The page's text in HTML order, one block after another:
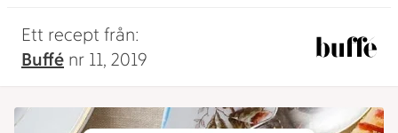
Ett recept från:
Buffé nr 11, 2019